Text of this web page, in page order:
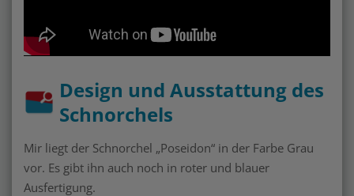
Design und Ausstattung des
Schnorchels
Mir liegt der Schnorchel „Poseidon“ in der Farbe Grau
vor. Es gibt ihn auch noch in roter und blauer
Ausfertigung.